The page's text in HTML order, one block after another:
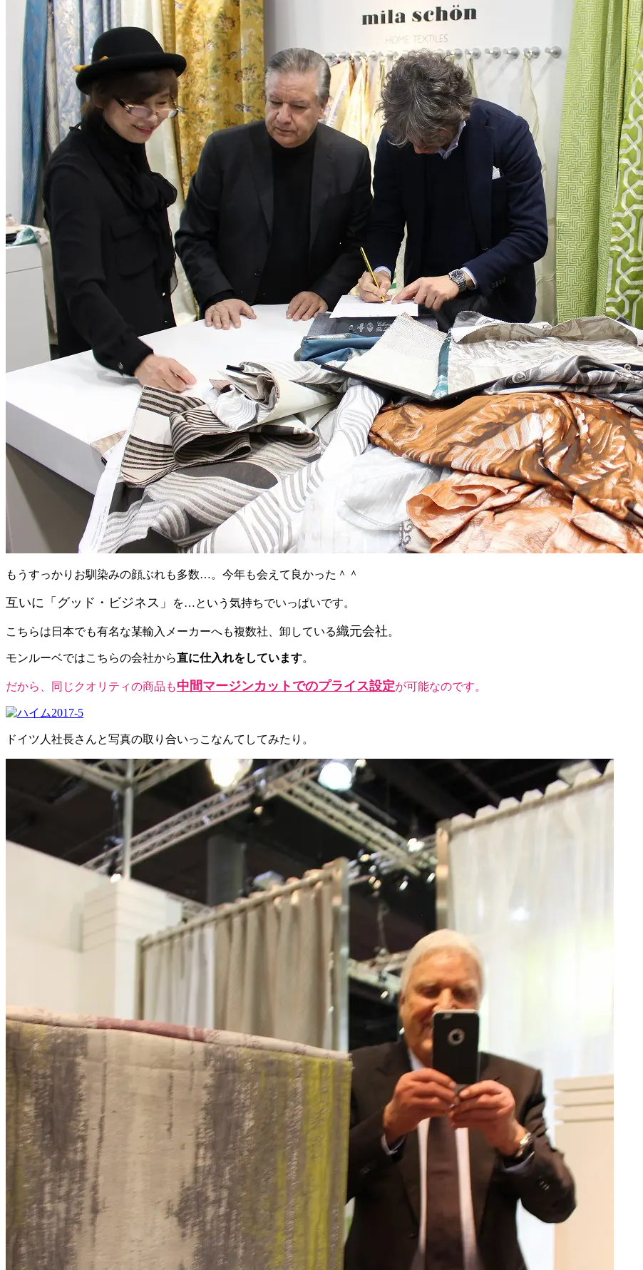
もうすっかりお馴染みの顔ぶれも多数…。今年も会えて良かった＾＾
互いに「グッド・ビジネス」 を…という気持ちでいっぱいです。
こちらは日本でも有名な某輸入メーカーへも複数社、卸している織元会社。
モンルーベではこちらの会社から直に仕入れをしています。
だから、同じクオリティの商品も中間マージンカットでのプライス設定が可能なのです。
ドイツ人社長さんと写真の取り合いっこなんてしてみたり。